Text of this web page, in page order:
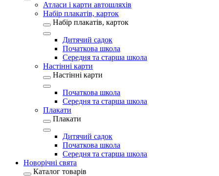
Атласи і карти автошляхів
Набір плакатів, карток
Набір плакатів, карток
Дитячий садок
Початкова школа
Середня та старша школа
Настінні карти
Настінні карти
Початкова школа
Середня та старша школа
Плакати
Плакати
Дитячий садок
Початкова школа
Середня та старша школа
Новорічні свята
Каталог товарів